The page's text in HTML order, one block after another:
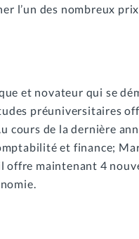
l’un des nombreux
et novateur qui se
préuniversitaires
de la dernière
et finance;
offre maintenant 4